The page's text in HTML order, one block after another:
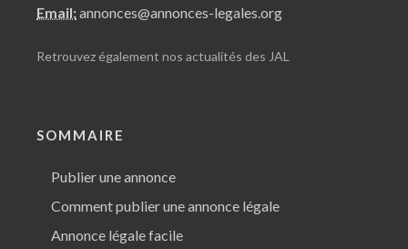
Email:annonces@annonces-legales.org
Retrouvez également nos actualités des JAL
SOMMAIRE
Publier une annonce
Comment publier une annonce légale
Annonce légale facile